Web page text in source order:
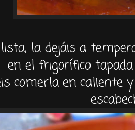
la dejáis a
en el frigorífico
comerla en caliente